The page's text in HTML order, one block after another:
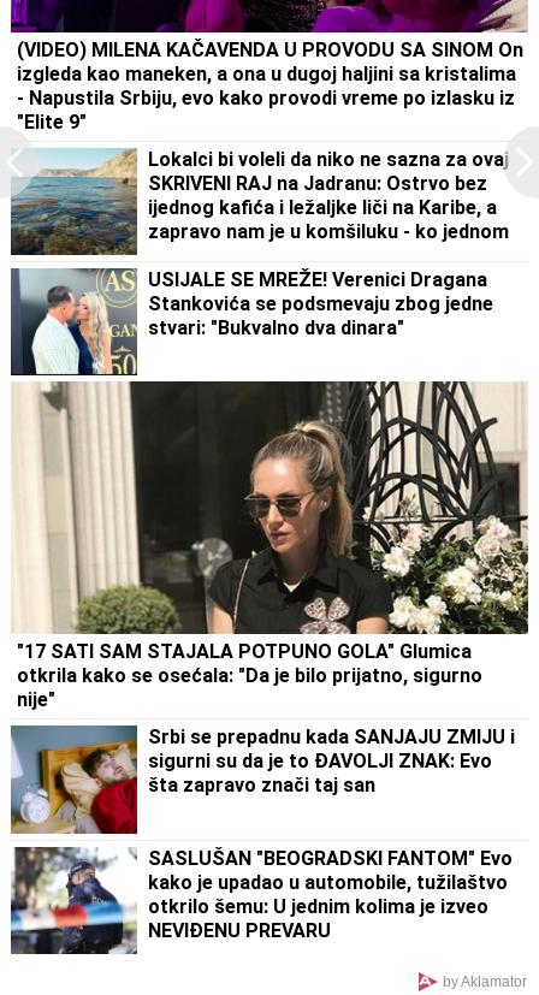
(VIDEO) MILENA KAČAVENDA U PROVODU SA SINOM On
izgleda kao maneken, a ona u dugoj haljini sa kristalima
- Napustila Srbiju, evo kako provodi vreme po izlasku iz
"Elite 9"
Lokalci bi voleli da niko ne sazna za ovaj
SKRIVENI RAJ na Jadranu: Ostrvo bez
ijednog kafića i ležaljke liči na Karibe, a
zapravo nam je u komšiluku - ko jednom
ode, teško se vraća kući
USIJALE SE MREŽE! Verenici Dragana
Stankovića se podsmevaju zbog jedne
stvari: "Bukvalno dva dinara"
"17 SATI SAM STAJALA POTPUNO GOLA" Glumica
otkrila kako se osećala: "Da je bilo prijatno, sigurno
nije"
Srbi se prepadnu kada SANJAJU ZMIJU i
sigurni su da je to ĐAVOLJI ZNAK: Evo
šta zapravo znači taj san
SASLUŠAN "BEOGRADSKI FANTOM" Evo
kako je upadao u automobile, tužilaštvo
otkrilo šemu: U jednim kolima je izveo
NEVIĐENU PREVARU
by Aklamator